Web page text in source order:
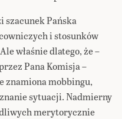
szacunek Pańska
i stosunków
właśnie dlatego, że –
Pana Komisja –
znamiona mobbingu,
sytuacji. Nadmierny
merytorycznie